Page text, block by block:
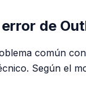
error de
común
Según el